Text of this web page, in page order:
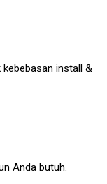
install &
Anda butuh.